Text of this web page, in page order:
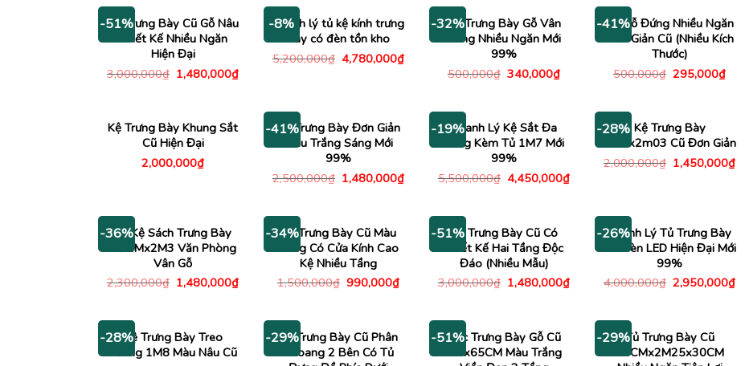
-51%
Kệ Trưng Bày Cũ Gỗ Nâu
Thiết Kế Nhiều Ngăn
Hiện Đại
3,000,000₫ Giá
gốc
1,480,000₫Giá
1,480,000₫.
-8%
Thanh lý tủ kệ kính trưng
bày có đèn tồn kho
5,200,000₫ Giá
gốc
4,780,000₫Giá
-32%Kệ Trưng Bày Gỗ Vân
Sáng Nhiều Ngăn Mới
99%
500,000₫ Giá
340,000₫Giá
340,000₫.
-41%
Kệ Gỗ Đứng Nhiều Ngăn
Đơn Giản Cũ (Nhiều Kích
Thước)
500,000₫ Giá
295,000₫Giá
Kệ Trưng Bày Khung Sắt
Cũ Hiện Đại
2,000,000₫
-41%
Tủ Trưng Bày Đơn Giản
Màu Trắng Sáng Mới
99%
2,500,000₫ Giá
gốc
1,480,000₫Giá
1,480,000₫.
-19%Thanh Lý Kệ Sắt Đa
Tầng Kèm Tủ 1M7 Mới
99%
5,500,000₫ Giá
gốc
4,450,000₫Giá
4,450,000₫.
-28% Kệ Trưng Bày
1m2x2m03 Cũ Đơn Giản
2,000,000₫ Giá
gốc
1,450,000₫Giá
-36%
Tủ Kệ Sách Trưng Bày
Cũ 1Mx2M3 Văn Phòng
Vân Gỗ
2,300,000₫ Giá
gốc
1,480,000₫Giá
1,480,000₫.
-34%Tủ Trưng Bày Cũ Màu
Vàng Có Cửa Kính Cao
Kệ Nhiều Tầng
1,500,000₫ Giá
990,000₫Giá
990,000₫.
-51%Tủ Trưng Bày Cũ Có
Thiết Kế Hai Tầng Độc
Đáo (Nhiều Mẫu)
3,000,000₫ Giá
gốc
1,480,000₫Giá
1,480,000₫.
-26%
Thanh Lý Tủ Trưng Bày
Có Đèn LED Hiện Đại Mới
99%
4,000,000₫ Giá
gốc
2,950,000₫Giá
-28%Kệ Trưng Bày Treo
Tường 1M8 Màu Nâu Cũ
-29%
Kệ Trưng Bày Cũ Phân
Khoang 2 Bên Có Tủ
-51%Bục Trưng Bày Gỗ Cũ
2Mx65CM Màu Trắng
-29%Tủ Trưng Bày Cũ
55CMx2M25x30CM